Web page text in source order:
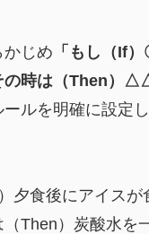
かじめ 「もし（If
の時は（Then）
ールを明確に設定
夕食後にアイス
Then）炭酸水を